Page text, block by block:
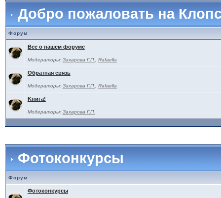
Добро пожаловать на
Форум
Все о нашем форуме
Модераторы: Захарова Г.П. Rafaella
Обратная связь
Модераторы: Захарова Г.П. Rafaella
Kнига!
Модераторы: Захарова Г.П.
Фотоконкурсы
Форум
Фотоконкурсы